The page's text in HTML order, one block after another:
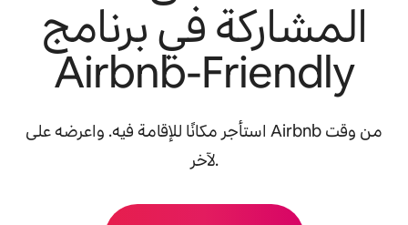
المشاركة في برنامج
Airbnb-Friendly
استأجر مكانًا للإقامة فيه. واعرضه على Airbnb من وقت
لآخر.